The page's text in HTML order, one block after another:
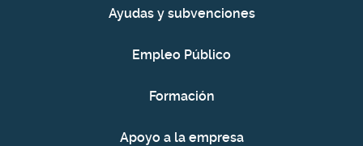
Ayudas y subvenciones
Empleo Público
Formación
Apoyo a la empresa